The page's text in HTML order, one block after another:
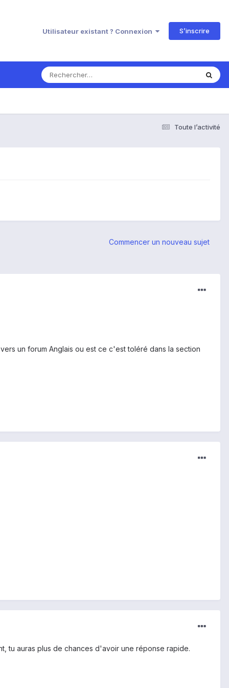
Utilisateur existant ? Connexion S’inscrire
Toute l’activité
Commencer un nouveau sujet
un forum Anglais ou est ce c'est toléré dans la section
tu auras plus de chances d'avoir une réponse rapide.